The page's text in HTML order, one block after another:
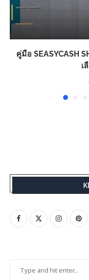
คู่มือ SEASYCASH
เ